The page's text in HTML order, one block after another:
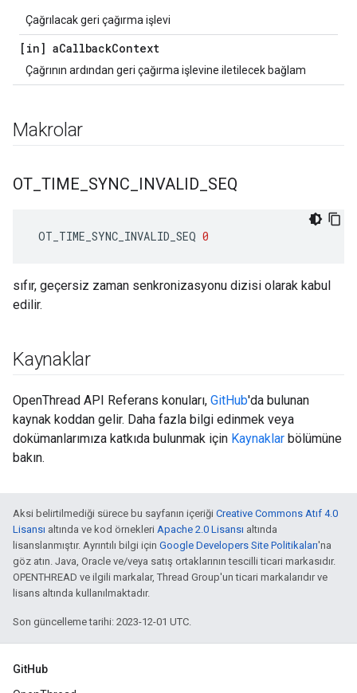
Çağrılacak geri çağırma işlevi
[in] aCallbackContext
Çağrının ardından geri çağırma işlevine iletilecek bağlam
Makrolar
OT TIME SYNC INVALID SEQ
OT_TIME_SYNC_INVALID_SEQ 0
sıfır, geçersiz zaman senkronizasyonu dizisi olarak kabul
edilir.
Kaynaklar
OpenThread API Referans konuları, GitHub'da bulunan
kaynak koddan gelir. Daha fazla bilgi edinmek veya
dokümanlarımıza katkıda bulunmak için Kaynaklar bölümüne
bakın.
Aksi belirtilmediği sürece bu sayfanın içeriği Creative Commons Atıf 4.0
Lisansı altında ve kod örnekleri Apache 2.0 Lisansı altında
lisanslanmıştır. Ayrıntılı bilgi için Google Developers Site Politikaları'na
göz atın. Java, Oracle ve/veya satış ortaklarının tescilli ticari markasıdır.
OPENTHREAD ve ilgili markalar, Thread Group'un ticari markalarıdır ve
lisans altında kullanılmaktadır.
Son güncelleme tarihi: 2023-12-01 UTC.
GitHub